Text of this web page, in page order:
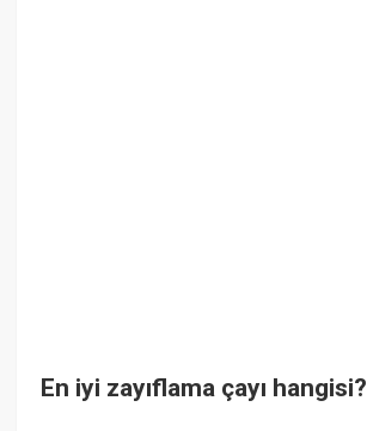
En iyi zayıflama çayı hangisi?